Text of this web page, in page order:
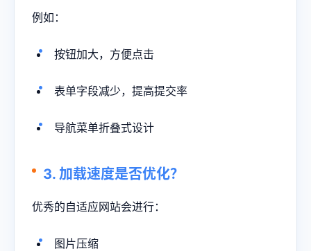
例如：
按钮加大，方便点击
表单字段减少，提高提交率
导航菜单折叠式设计
3. 加载速度是否优化？
优秀的自适应网站会进行：
图片压缩